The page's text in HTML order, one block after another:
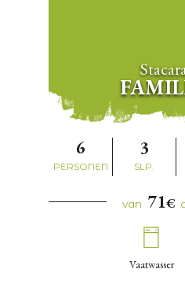
6
PERSONEN
3
SLP.
van 71€
Vaatwasser